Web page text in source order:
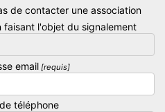
de contacter une association
l'objet du signalement
email
téléphone